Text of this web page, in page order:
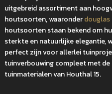
uitgebreid assortiment aan
houtsoorten, waaronderdouglas
houtsoorten staan bekend om
sterkte en natuurlijke elegantie,
perfect zijn voor allerlei
tuinverbouwing compleet met
tuinmaterialen van Houthal 15.